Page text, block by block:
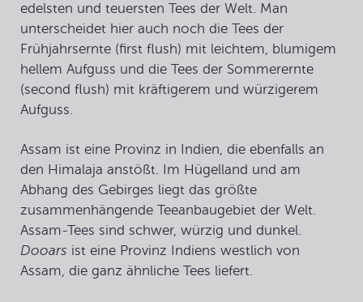
edelsten und teuersten Tees der Welt. Man
unterscheidet hier auch noch die Tees der
Frühjahrsernte (first flush) mit leichtem, blumigem
hellem Aufguss und die Tees der Sommerernte
(second flush) mit kräftigerem und würzigerem
Aufguss.
Assam ist eine Provinz in Indien, die ebenfalls an
den Himalaja anstößt. Im Hügelland und am
Abhang des Gebirges liegt das größte
zusammenhängende Teeanbaugebiet der Welt.
Assam-Tees sind schwer, würzig und dunkel.
Dooars ist eine Provinz Indiens westlich von
Assam, die ganz ähnliche Tees liefert.